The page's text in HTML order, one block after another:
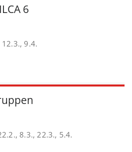
6
9.4.
8.3., 22.3., 5.4.